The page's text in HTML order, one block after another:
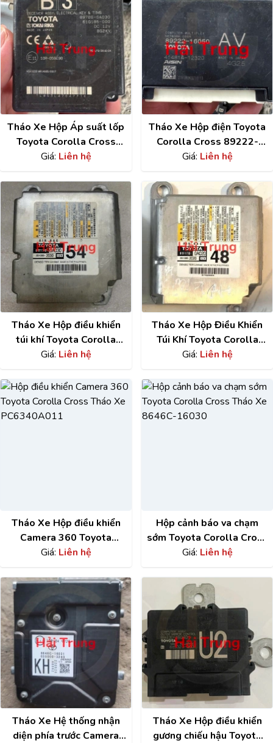
Tháo Xe Hộp Áp suất lốp
Toyota Corolla Cross
897B0-0A030
Giá: Liên hệ
Tháo Xe Hộp điện Toyota
Corolla Cross 89222-
16050
Giá: Liên hệ
Tháo Xe Hộp điều khiển
túi khí Toyota Corolla
Cross 891700A030
Giá: Liên hệ
Tháo Xe Hộp Điều Khiển
Túi Khí Toyota Corolla
Cross 89170-0A020
Giá: Liên hệ
Tháo Xe Hộp điều khiển
Camera 360 Toyota
Corolla Cross
Giá: Liên hệ
Hộp cảnh báo va chạm
sớm Toyota Corolla Cross
Tháo Xe 8646C-16030
Giá: Liên hệ
Tháo Xe Hệ thống nhận
diện phía trước Camera
Tháo Xe Hộp điều khiển
gương chiếu hậu Toyota